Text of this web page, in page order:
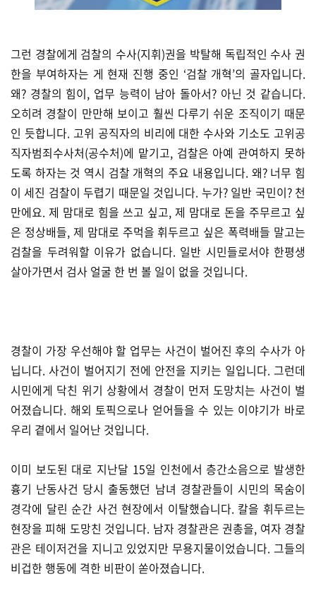
그런 경찰에게 검찰의 수사(지휘)권을 박탈해 독립적인 수사 권
한을 부여하자는 게 현재 진행 중인 ‘검찰 개혁’의 골자입니다.
왜? 경찰의 힘이, 업무 능력이 남아 돌아서? 아닌 것 같습니다.
오히려 경찰이 만만해 보이고 훨씬 다루기 쉬운 조직이기 때문
인 듯합니다. 고위 공직자의 비리에 대한 수사와 기소도 고위공
직자범죄수사처(공수처)에 맡기고, 검찰은 아예 관여하지 못하
도록 하자는 것 역시 검찰 개혁의 주요 내용입니다. 왜? 너무 힘
이 세진 검찰이 두렵기 때문일 것입니다. 누가? 일반 국민이? 천
만에요. 제 맘대로 힘을 쓰고 싶고, 제 맘대로 돈을 주무르고 싶
은 정상배들, 제 맘대로 주먹을 휘두르고 싶은 폭력배들 말고는
검찰을 두려워할 이유가 없습니다. 일반 시민들로서야 한평생
살아가면서 검사 얼굴 한 번 볼 일이 없을 것입니다.
경찰이 가장 우선해야 할 업무는 사건이 벌어진 후의 수사가 아
닙니다. 사건이 벌어지기 전에 안전을 지키는 일입니다. 그런데
시민에게 닥친 위기 상황에서 경찰이 먼저 도망치는 사건이 벌
어졌습니다. 해외 토픽으로나 얻어들을 수 있는 이야기가 바로
우리 곁에서 일어난 것입니다.
이미 보도된 대로 지난달 15일 인천에서 층간소음으로 발생한
흉기 난동사건 당시 출동했던 남녀 경찰관들이 시민의 목숨이
경각에 달린 순간 사건 현장에서 이탈했습니다. 칼을 휘두르는
현장을 피해 도망친 것입니다. 남자 경찰관은 권총을, 여자 경찰
관은 테이저건을 지니고 있었지만 무용지물이었습니다. 그들의
비겁한 행동에 격한 비판이 쏟아졌습니다.